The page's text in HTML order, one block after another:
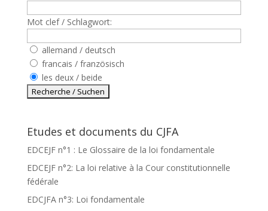
Mot clef / Schlagwort:
allemand / deutsch
francais / französisch
les deux / beide
Etudes et documents du CJFA
EDCEJF n°1 : Le Glossaire de la loi fondamentale
EDCEJF n°2: La loi relative à la Cour constitutionnelle
fédérale
EDCJFA n°3: Loi fondamentale